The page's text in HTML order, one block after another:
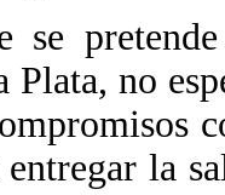
se
Plata, no
la